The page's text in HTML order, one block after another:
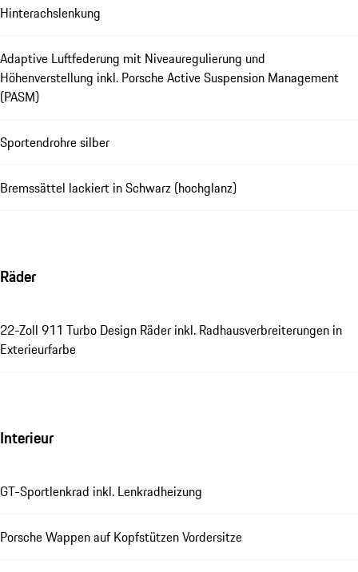
Hinterachslenkung
Adaptive Luftfederung mit Niveauregulierung und
Höhenverstellung inkl. Porsche Active Suspension Management
(PASM)
Sportendrohre silber
Bremssättel lackiert in Schwarz (hochglanz)
Räder
22-Zoll 911 Turbo Design Räder inkl. Radhausverbreiterungen in
Exterieurfarbe
Interieur
GT-Sportlenkrad inkl. Lenkradheizung
Porsche Wappen auf Kopfstützen Vordersitze